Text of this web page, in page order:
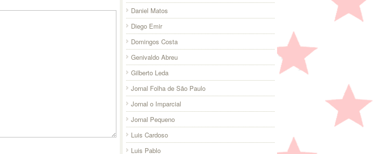
Daniel Matos
Diego Emir
Domingos Costa
Genivaldo Abreu
Gilberto Leda
Jornal Folha de São Paulo
Jornal o Imparcial
Jornal Pequeno
Luis Cardoso
Luis Pablo